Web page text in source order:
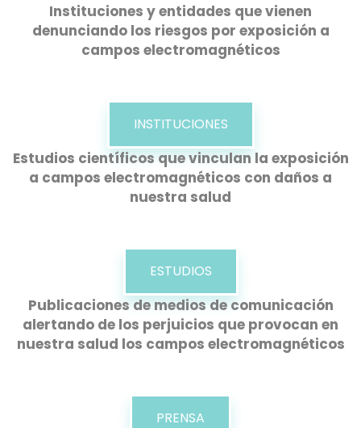
Instituciones y entidades que vienen
denunciando los riesgos por exposición a
campos electromagnéticos
INSTITUCIONES
Estudios científicos que vinculan la exposición
a campos electromagnéticos con daños a
nuestra salud
ESTUDIOS
Publicaciones de medios de comunicación
alertando de los perjuicios que provocan en
nuestra salud los campos electromagnéticos
PRENSA